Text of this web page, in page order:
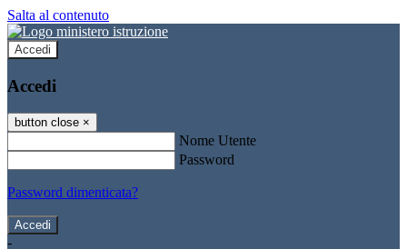
Salta al contenuto
Accedi
Accedi
button close ×
Nome Utente
Password
Password dimenticata?
-